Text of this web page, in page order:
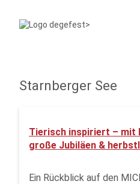
Starnberger See
Tierisch inspiriert – mit
große Jubiläen &
Ein Rückblick auf den